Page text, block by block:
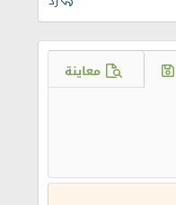
محرر النص معاينة